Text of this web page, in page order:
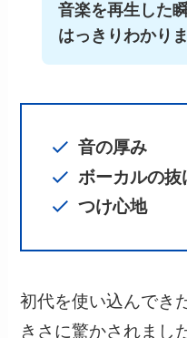
音楽を再生した
はっきりわかりま
音の厚み
ボーカルの抜
つけ心地
初代を使い込んでき
きさに驚かされまし